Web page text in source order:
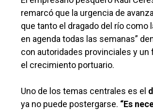
remarcó que la urgencia de
que tanto el dragado del río
en agenda todas las semanas”
con autoridades provinciales y
el crecimiento portuario.
Uno de los temas centrales es el
ya no puede postergarse. “Es